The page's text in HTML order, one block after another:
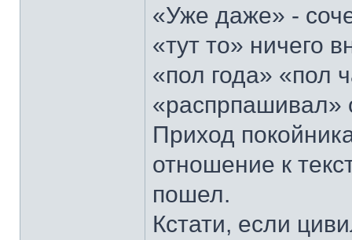
«Уже даже» -
«тут то» ничего
«пол года» «пол
«распрпашивал»
Приход
отношение к
пошел.
Кстати, если